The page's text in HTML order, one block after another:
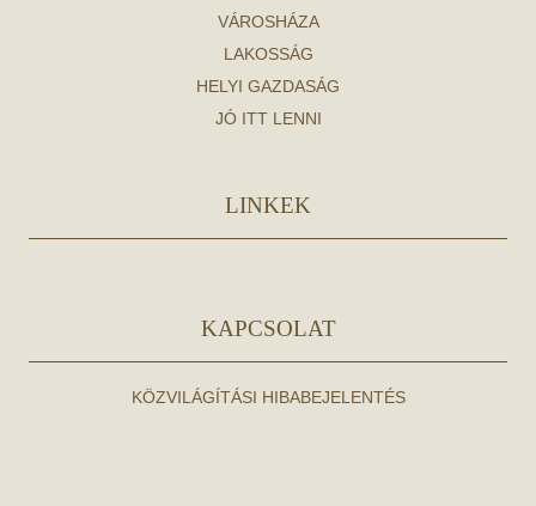
VÁROSHÁZA
LAKOSSÁG
HELYI GAZDASÁG
JÓ ITT LENNI
LINKEK
KAPCSOLAT
KÖZVILÁGÍTÁSI HIBABEJELENTÉS